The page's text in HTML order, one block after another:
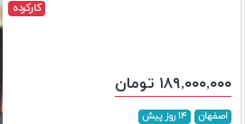
کارکرده
۱۸۹,۰۰۰,۰۰۰ تومان
اصفهان ۱۴ روز پیش